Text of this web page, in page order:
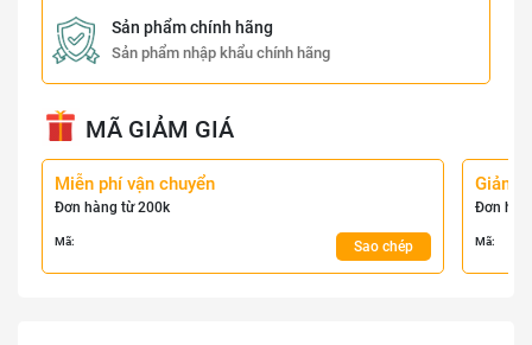
Sản phẩm chính hãng
Sản phẩm nhập khẩu chính hãng
MÃ GIẢM GIÁ
Miễn phí vận chuyển
Đơn hàng từ 200k
Mã: Sao chép
Giảm
Đơn
Mã: